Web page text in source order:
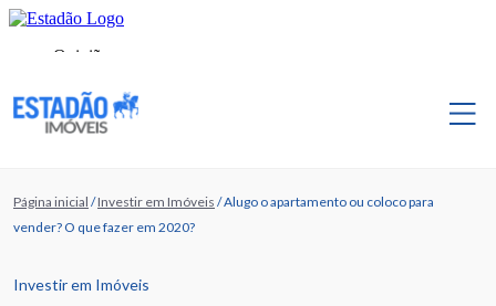
Página inicial /Investir em Imóveis /Alugo o apartamento ou coloco para
vender? O que fazer em 2020?
Investir em Imóveis